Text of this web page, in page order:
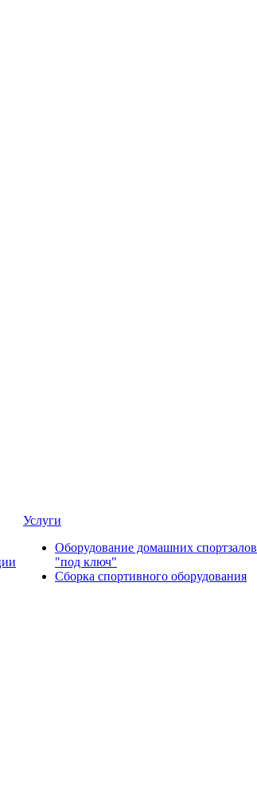
Услуги
Оборудование домашних спортзалов
"под ключ"
Сборка спортивного оборудования